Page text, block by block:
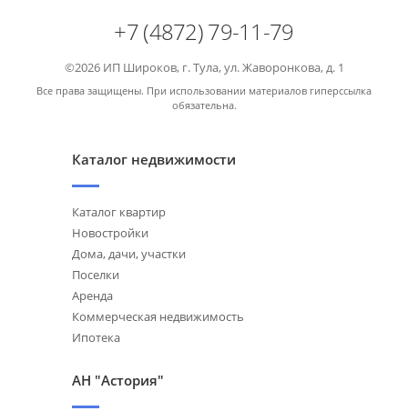
+7 (4872) 79-11-79
©2026 ИП Широков, г. Тула, ул. Жаворонкова, д. 1
Все права защищены. При использовании материалов гиперссылка
обязательна.
Каталог недвижимости
Каталог квартир
Новостройки
Дома, дачи, участки
Поселки
Аренда
Коммерческая недвижимость
Ипотека
АН "Астория"